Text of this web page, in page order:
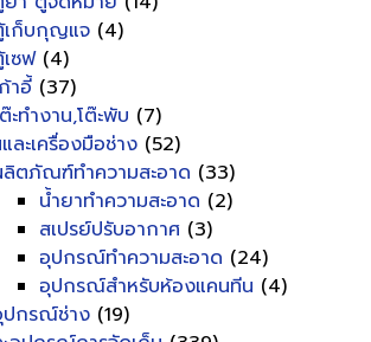
เก็บกุญแจ (4)
ซฟ(4)
าอี้ (37)
ะทำงาน,โต๊ะพับ (7)
ละเครื่องมือช่าง (52)
ตภัณฑ์ทำความสะอาด (33)
น้ำยาทำความสะอาด (2)
สเปรย์ปรับอากาศ (3)
อุปกรณ์ทำความสะอาด (24)
อุปกรณ์สำหรับห้องแคนทีน (4)
ปกรณ์ช่าง (19)